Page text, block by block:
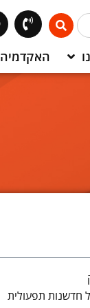
האקדמיה
חדשנות תפעולית